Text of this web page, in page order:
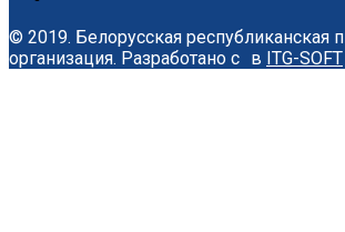
© 2019. Белорусская республиканская
организация. Разработано с в ITG-SOFT